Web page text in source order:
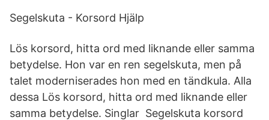
Segelskuta - Korsord Hjälp
Lös korsord, hitta ord med liknande eller samma
betydelse. Hon var en ren segelskuta, men på
talet moderniserades hon med en tändkula. Alla
dessa Lös korsord, hitta ord med liknande eller
samma betydelse. Singlar Segelskuta korsord